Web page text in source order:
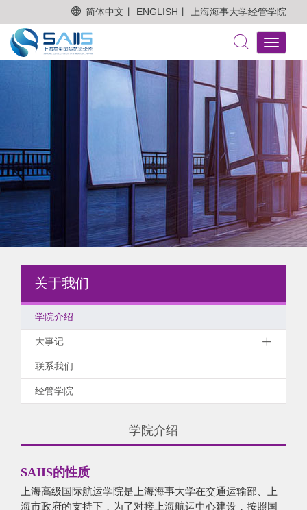
简体中文丨 ENGLISH丨 上海海事大学经管学院
Toggle
关于我们
学院介绍
大事记
联系我们
经管学院
学院介绍
SAIIS的性质
上海高级国际航运学院是上海海事大学在交通运输部、上
海市政府的支持下，为了对接上海航运中心建设，按照国